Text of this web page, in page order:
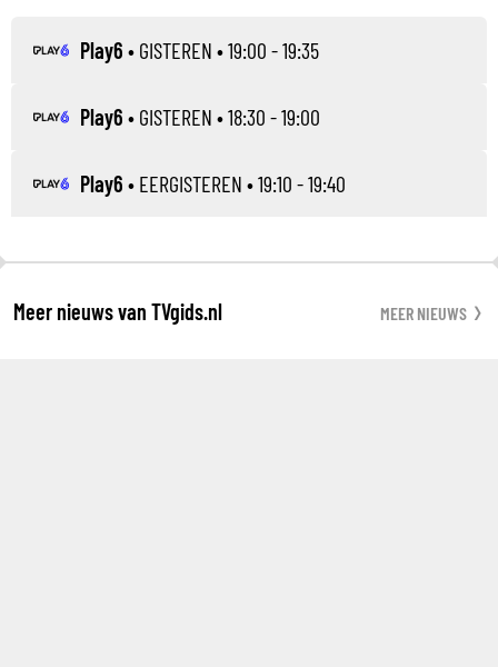
Play6 • GISTEREN • 19:00 - 19:35
Play6 • GISTEREN • 18:30 - 19:00
Play6 • EERGISTEREN • 19:10 - 19:40
Meer nieuws van TVgids.nl MEER NIEUWS